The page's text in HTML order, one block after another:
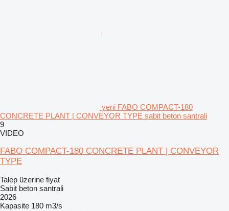
yeni FABO COMPACT-180
CONCRETE PLANT | CONVEYOR TYPE sabit beton santrali
9
VIDEO
FABO COMPACT-180 CONCRETE PLANT | CONVEYOR
TYPE
Talep üzerine fiyat
Sabit beton santrali
2026
Kapasite 180 m3/s